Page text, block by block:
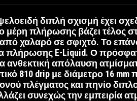
διπλή σχισμή έχει
πλήρωσης βάζει τέλος
χαλαρό σε σφιχτό. Το
πλήρωσης E-Liquid. Ο
ανθεκτική απόλαυση
810 drip με διάμετρο 16 mm
πλέγματος και πηνίο
συνεχώς την εμπειρία